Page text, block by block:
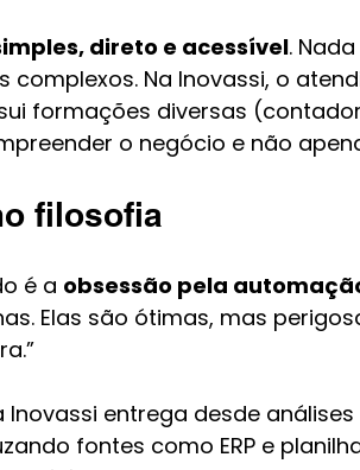
direto e acessível.
complexos. Na Inovassi, o
formações diversas
o negócio e não
filosofia
é a obsessão pela
Elas são ótimas, mas
entrega desde
fontes como ERP e